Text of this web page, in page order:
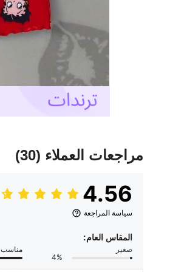
مراجعات العملاء (30)
4.56
سياسة المراجعة
المقاس العام:
صغير
4%
مناسب